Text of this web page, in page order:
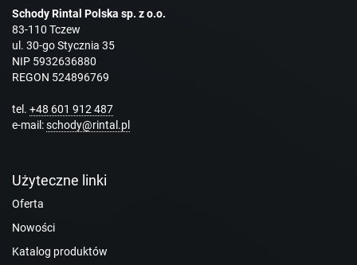
Schody Rintal Polska sp. z o.o.
83-110 Tczew
ul. 30-go Stycznia 35
NIP 5932636880
REGON 524896769
tel. +48 601 912 487
e-mail:schody@rintal.pl
Użyteczne linki
Oferta
Nowości
Katalog produktów